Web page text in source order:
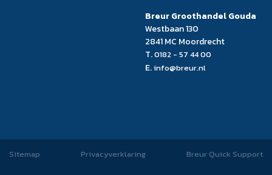
Breur Groothandel Gouda
Westbaan 130
2841 MC Moordrecht
T.0182 - 57 44 00
E. info@breur.nl
Sitemap Privacyverklaring Breur Quick Support